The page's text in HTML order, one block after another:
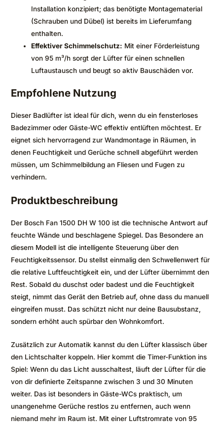
Installation konzipiert; das benötigte Montagematerial
(Schrauben und Dübel) ist bereits im Lieferumfang
enthalten.
Effektiver Schimmelschutz: Mit einer Förderleistung
von 95 m³/h sorgt der Lüfter für einen schnellen
Luftaustausch und beugt so aktiv Bauschäden vor.
Empfohlene Nutzung
Dieser Badlüfter ist ideal für dich, wenn du ein fensterloses
Badezimmer oder Gäste-WC effektiv entlüften möchtest. Er
eignet sich hervorragend zur Wandmontage in Räumen, in
denen Feuchtigkeit und Gerüche schnell abgeführt werden
müssen, um Schimmelbildung an Fliesen und Fugen zu
verhindern.
Produktbeschreibung
Der Bosch Fan 1500 DH W 100 ist die technische Antwort auf
feuchte Wände und beschlagene Spiegel. Das Besondere an
diesem Modell ist die intelligente Steuerung über den
Feuchtigkeitssensor. Du stellst einmalig den Schwellenwert für
die relative Luftfeuchtigkeit ein, und der Lüfter übernimmt den
Rest. Sobald du duschst oder badest und die Feuchtigkeit
steigt, nimmt das Gerät den Betrieb auf, ohne dass du manuell
eingreifen musst. Das schützt nicht nur deine Bausubstanz,
sondern erhöht auch spürbar den Wohnkomfort.
Zusätzlich zur Automatik kannst du den Lüfter klassisch über
den Lichtschalter koppeln. Hier kommt die Timer-Funktion ins
Spiel: Wenn du das Licht ausschaltest, läuft der Lüfter für die
von dir definierte Zeitspanne zwischen 3 und 30 Minuten
weiter. Das ist besonders in Gäste-WCs praktisch, um
unangenehme Gerüche restlos zu entfernen, auch wenn
niemand mehr im Raum ist. Mit einer Luftstromrate von 95